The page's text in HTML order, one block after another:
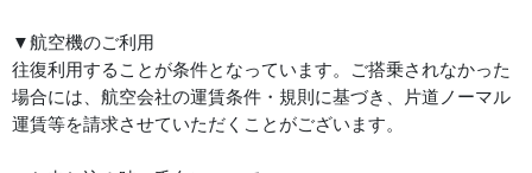
▼航空機のご利用
往復利用することが条件となっています。ご搭乗されなかった
場合には、航空会社の運賃条件・規則に基づき、片道ノーマル
運賃等を請求させていただくことがございます。